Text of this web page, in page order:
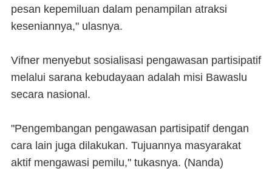
pesan kepemiluan dalam penampilan atraksi
keseniannya," ulasnya.
Vifner menyebut sosialisasi pengawasan partisipatif
melalui sarana kebudayaan adalah misi Bawaslu
secara nasional.
"Pengembangan pengawasan partisipatif dengan
cara lain juga dilakukan. Tujuannya masyarakat
aktif mengawasi pemilu," tukasnya. (Nanda)